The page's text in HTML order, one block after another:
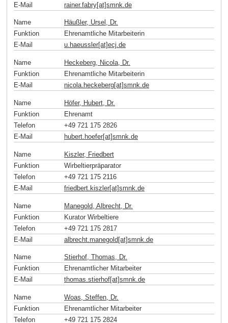
E-Mail
rainer.fabry[at]smnk de
Name
Häußler, Ursel, Dr.
Funktion
Ehrenamtliche Mitarbeiterin
E-Mail
u.haeussler[at]ecj.de
Name
Heckeberg, Nicola, Dr.
Funktion
Ehrenamtliche Mitarbeiterin
E-Mail
nicola.heckeberg[at]smnk.de
Name
Höfer, Hubert, Dr.
Funktion
Ehrenamt
Telefon
+49 721 175 2826
E-Mail
hubert.hoefer[at]smnk.de
Name
Kiszler, Friedbert
Funktion
Wirbeltierpräparator
Telefon
+49 721 175 2116
E-Mail
friedbert.kiszler[at]smnk de
Name
Manegold, Albrecht, Dr.
Funktion
Kurator Wirbeltiere
Telefon
+49 721 175 2817
E-Mail
albrecht.manegold[at]smnk de
Name
Stierhof, Thomas, Dr.
Funktion
Ehrenamtlicher Mitarbeiter
E-Mail
thomas.stierhof[at]smnk.de
Name
Woas, Steffen, Dr.
Funktion
Ehrenamtlicher Mitarbeiter
Telefon
+49 721 175 2824